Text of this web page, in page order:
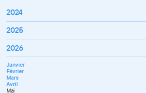
2024
Janvier
Février
Mars
Avril
Juillet
Septembre
Novembre
Décembre
2025
Janvier
Février
Mars
Avril
Mai
Juin
Juillet
2026
Janvier
Février
Mars
Avril
Mai